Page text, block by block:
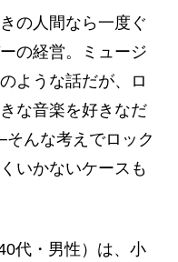
の人間なら一度ぐ
の経営。ミュージ
ような話だが、ロ
な音楽を好きなだ
んな考えでロック
いかないケースも
代・男性）は、小